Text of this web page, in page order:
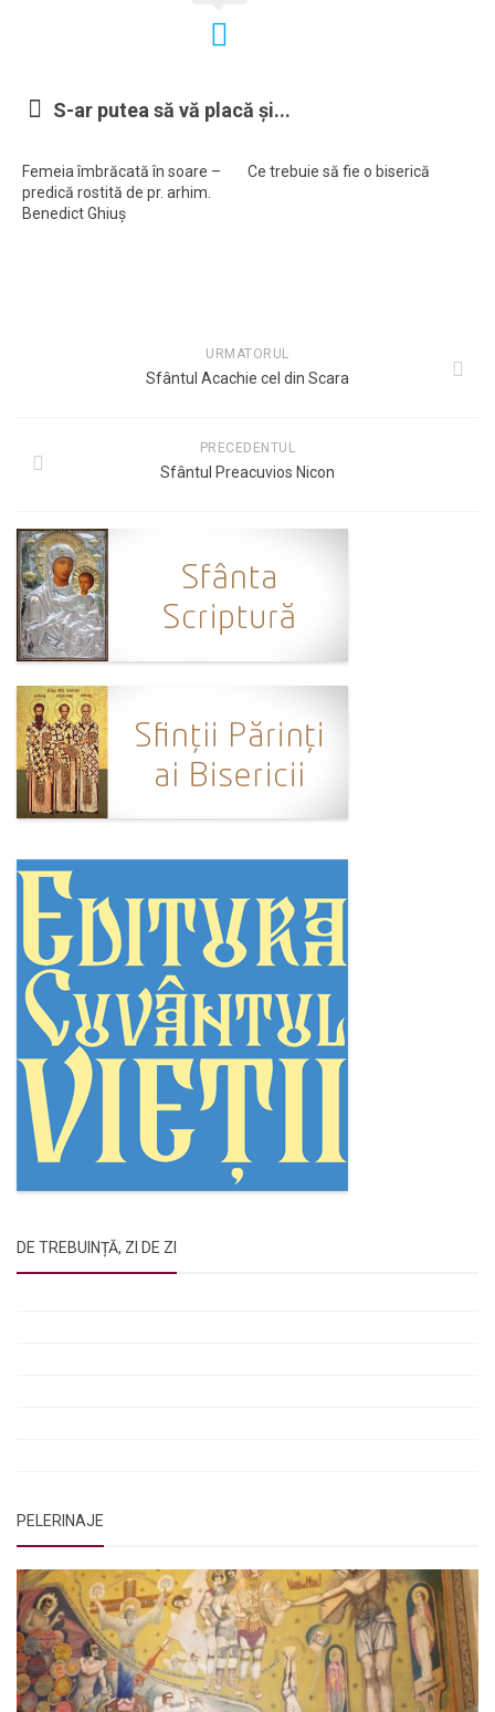
Bucătărie biblică
Puncte de Vedere
S-ar putea să vă placă și...
Femeia îmbrăcată în soare –
predică rostită de pr. arhim.
Benedict Ghiuș
Ce trebuie să fie o biserică
URMATORUL
Sfântul Acachie cel din Scara
PRECEDENTUL
Sfântul Preacuvios Nicon
DE TREBUINȚĂ, ZI DE ZI
PELERINAJE